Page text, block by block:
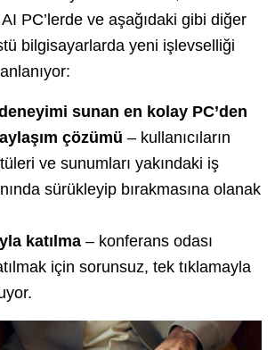
PC’lerde ve aşağıdaki gibi diğer
bilgisayarlarda yeni işlevselliği
sunan en kolay PC’den
çözümü – kullanıcıların
ve sunumları yakındaki iş
sürükleyip bırakmasına olanak
katılma – konferans odası
için sorunsuz, tek tıklamayla